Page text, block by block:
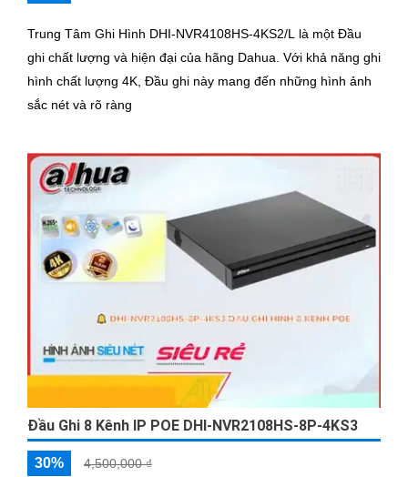
Trung Tâm Ghi Hình DHI-NVR4108HS-4KS2/L là một Đầu
ghi chất lượng và hiện đại của hãng Dahua. Với khả năng ghi
hình chất lượng 4K, Đầu ghi này mang đến những hình ảnh
sắc nét và rõ ràng
Đầu Ghi 8 Kênh IP POE DHI-NVR2108HS-8P-4KS3
30% 4,500,000 ₫